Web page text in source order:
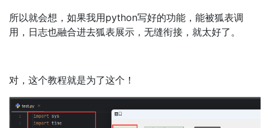
所以就会想，如果我用python写好的功能，能被狐表调
用，日志也融合进去狐表展示，无缝衔接，就太好了。
对，这个教程就是为了这个！